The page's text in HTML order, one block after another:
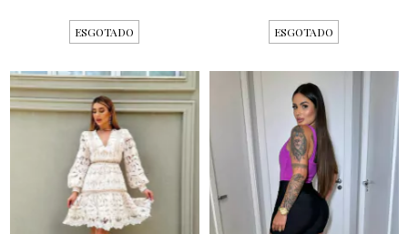
ESGOTADO ESGOTADO